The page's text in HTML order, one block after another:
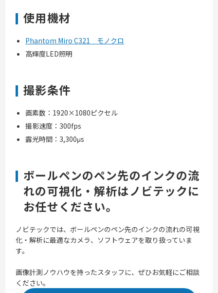
使用機材
Phantom Miro C321 モノクロ
高輝度LED照明
撮影条件
画素数：1920×1080ピクセル
撮影速度：300fps
露光時間：3,300μs
ボールペンのペン先のインクの流
れの可視化・解析はノビテックに
お任せください。
ノビテックでは、ボールペンのペン先のインクの流れの可視
化・解析に最適なカメラ、ソフトウェアを取り扱っていま
す。
画像計測ノウハウを持ったスタッフに、ぜひお気軽にご相談
ください。